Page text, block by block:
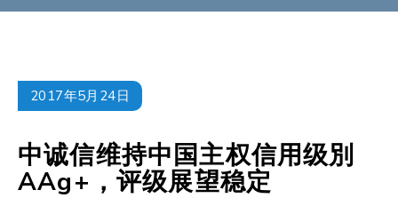
2017年5月24日
中诚信维持中国主权信用级別
AAg+，评级展望稳定